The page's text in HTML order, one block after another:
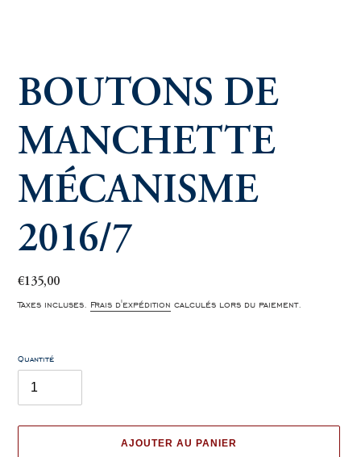
BOUTONS DE
MANCHETTE
MÉCANISME
2016/7
Prix
normal
€135,00
Taxes incluses. Frais d'expédition calculés lors du paiement.
Quantité
AJOUTER AU PANIER